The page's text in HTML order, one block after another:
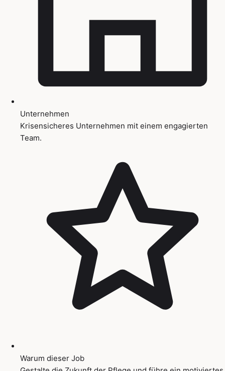
Unternehmen
Krisensicheres Unternehmen mit einem engagierten
Team.
Warum dieser Job